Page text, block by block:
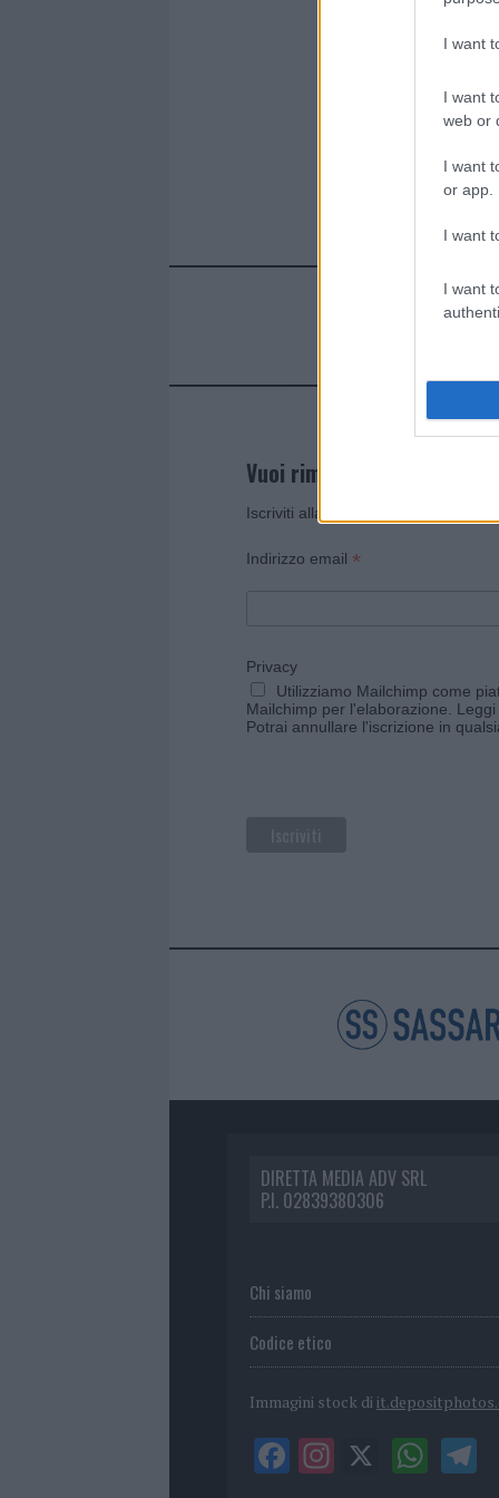
I want
I want
web or
I want
or app.
I want
I want
Vuoi rimanere sempre
Iscriviti alla newsletter di Gallura
Indirizzo email *
Privacy
Utilizziamo Mailchimp come
Mailchimp per l'elaborazione.
Potrai annullare l'iscrizione in
DIRETTA MEDIA ADV SRL
P.I. 02839380306
Chi siamo
Codice etico
Immagini stock di